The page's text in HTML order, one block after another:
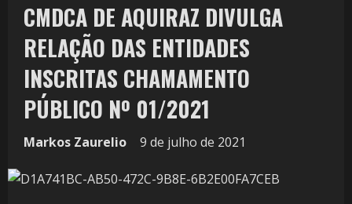
CMDCA DE AQUIRAZ DIVULGA
RELAÇÃO DAS ENTIDADES
INSCRITAS CHAMAMENTO
PÚBLICO Nº 01/2021
Markos Zaurelio 9 de julho de 2021